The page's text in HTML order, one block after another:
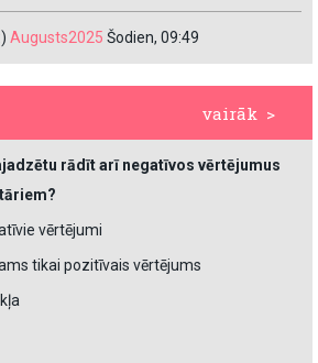
Augusts2025 Šodien, 09:49
vairāk >
rādīt arī negatīvos vērtējumus
vērtējumi
tikai pozitīvais vērtējums